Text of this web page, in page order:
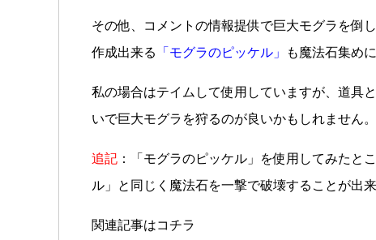
その他、コメントの情報提供で巨大モグラを倒
作成出来る
「モグラのピッケル」 も魔法石集め
私の場合はテイムして使用していますが、道具
いで巨大モグラを狩るのが良いかもしれません。
追記 ：「モグラのピッケル」を使用してみたと
ル」と同じく魔法石を一撃で破壊することが出来
関連記事はコチラ